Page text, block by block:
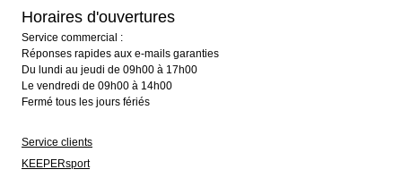
Horaires d'ouvertures
Service commercial :
Réponses rapides aux e-mails garanties
Du lundi au jeudi de 09h00 à 17h00
Le vendredi de 09h00 à 14h00
Fermé tous les jours fériés
Service clients
KEEPERsport